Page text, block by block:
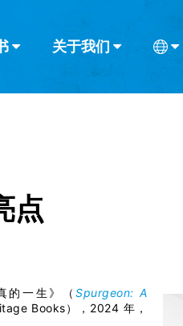
关于我们
点
的一生》（Spurgeon: A
Books），2024 年，